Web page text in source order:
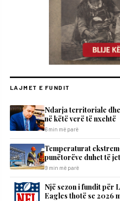
LAJMET E FUNDIT
Ndarja territoriale
në këtë verë të nxehtë
6 min më parë
Temperaturat
punëtorëve duhet të
9 min më parë
Një sezon i fundit për
Eagles thotë se 2026